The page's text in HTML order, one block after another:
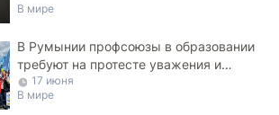
В мире
В Румынии профсоюзы в образовании
требуют на протесте уважения и
достойных зарплат
17 июня
В мире